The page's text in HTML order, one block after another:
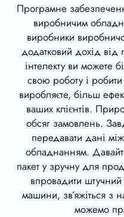
Програмне
виробничим
виробники
додатковий дохід
інтелекту ви можете
свою роботу і
виробляєте, більш
ваших клієнтів.
обсяг замовлень.
передавати дані
обладнанням.
пакет у зручну для
впровадити штучний
машини, зв’яжіться з
можемо